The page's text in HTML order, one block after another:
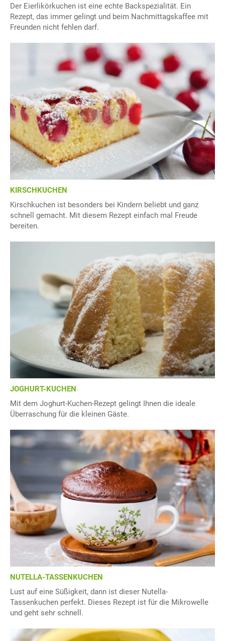
Der Eierlikörkuchen ist eine echte Backspezialität. Ein
Rezept, das immer gelingt und beim Nachmittagskaffee mit
Freunden nicht fehlen darf.
KIRSCHKUCHEN
Kirschkuchen ist besonders bei Kindern beliebt und ganz
schnell gemacht. Mit diesem Rezept einfach mal Freude
bereiten.
JOGHURT-KUCHEN
Mit dem Joghurt-Kuchen-Rezept gelingt Ihnen die ideale
Überraschung für die kleinen Gäste.
NUTELLA-TASSENKUCHEN
Lust auf eine Süßigkeit, dann ist dieser Nutella-
Tassenkuchen perfekt. Dieses Rezept ist für die Mikrowelle
und geht sehr schnell.